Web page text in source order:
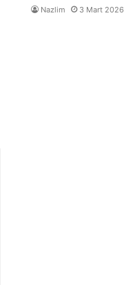
Nazlim 3 Mart 2026